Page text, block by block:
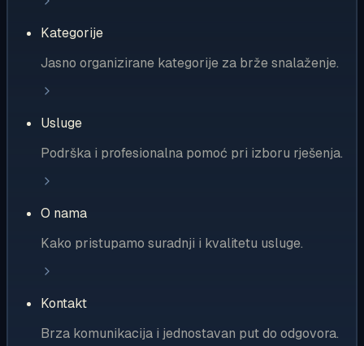
Kategorije
Jasno organizirane kategorije za brže snalaženje.
Usluge
Podrška i profesionalna pomoć pri izboru rješenja.
O nama
Kako pristupamo suradnji i kvalitetu usluge.
Kontakt
Brza komunikacija i jednostavan put do odgovora.